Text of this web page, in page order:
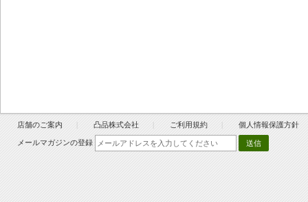
店舗のご案内 凸品株式会社 ご利用規約 個人情報保護方針
メールマガジンの登録 送信